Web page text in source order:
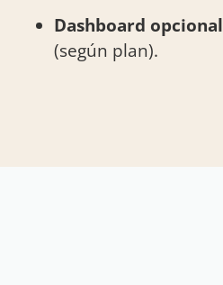
Dashboard opcional
(según plan).